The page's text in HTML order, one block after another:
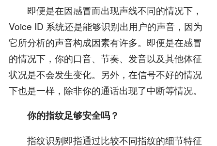
即便是在因感冒而出现声线不同的情况下，
Voice ID 系统还是能够识别出用户的声音，因为
它所分析的声音构成因素有许多。即便是在感冒
的情况下，你的口音、节奏、发音以及其他体征
状况是不会发生变化。另外，在信号不好的情况
下也是一样，除非你的通话出现了中断等情况。
你的指纹足够安全吗？
指纹识别即指通过比较不同指纹的细节特征